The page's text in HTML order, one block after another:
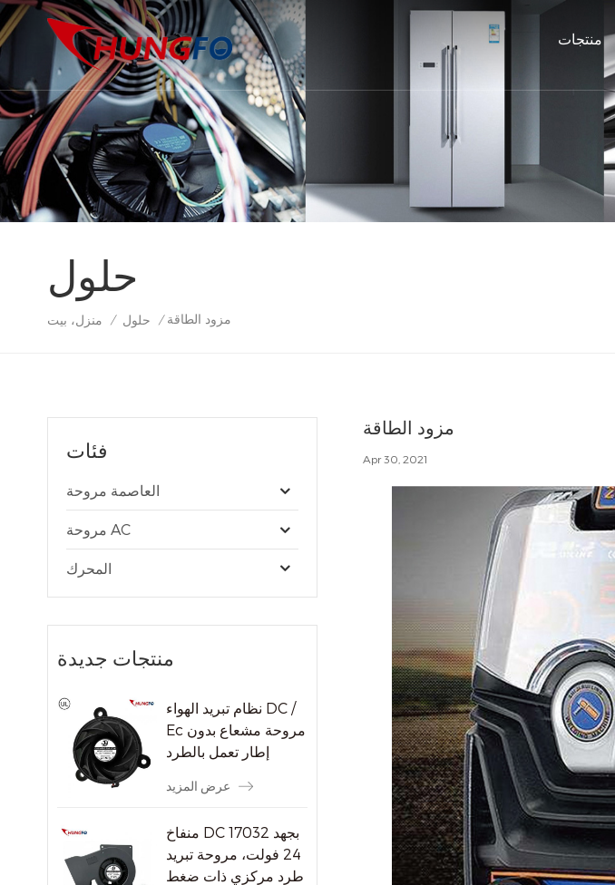
منتجات
حلول
منزل، بيت / حلول / مزود الطاقة
فئات
العاصمة مروحة
مروحة AC
المحرك
منتجات جديدة
نظام تبريد الهواء DC /
Ec مروحة مشعاع بدون
إطار تعمل بالطرد
عرض المزيد
منفاخ DC 17032 بجهد
24 فولت، مروحة تبريد
طرد مركزي ذات ضغط
مزود الطاقة
Apr 30, 2021